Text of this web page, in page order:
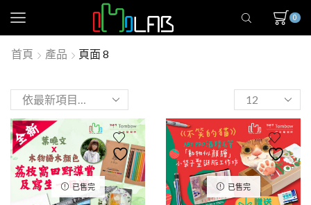
0
首頁 產品 頁面 8
已售完 已售完